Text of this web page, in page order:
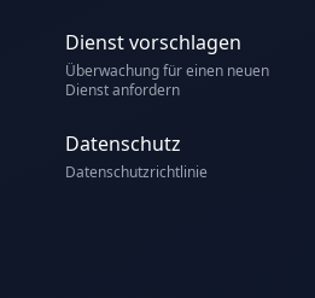
Dienst vorschlagen
Überwachung für einen neuen
Dienst anfordern
Datenschutz
Datenschutzrichtlinie